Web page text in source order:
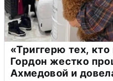
«Триггерю тех,
Гордон жестко
Ахмедовой и